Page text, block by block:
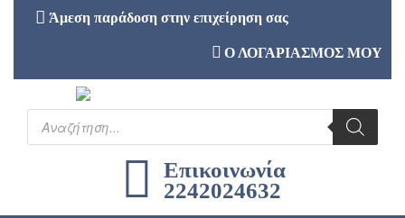
Άμεση παράδοση στην επιχείρηση σας
Ο ΛΟΓΑΡΙΑΣΜΟΣ ΜΟΥ
Επικοινωνία
2242024632